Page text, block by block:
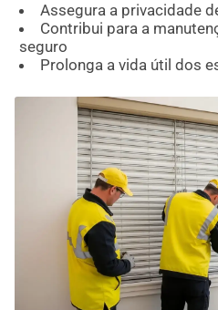
Assegura a privacidade
Contribui para a
seguro
Prolonga a vida útil dos